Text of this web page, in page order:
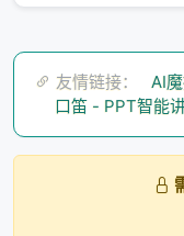
友情链接： AI
口笛 - PPT智能